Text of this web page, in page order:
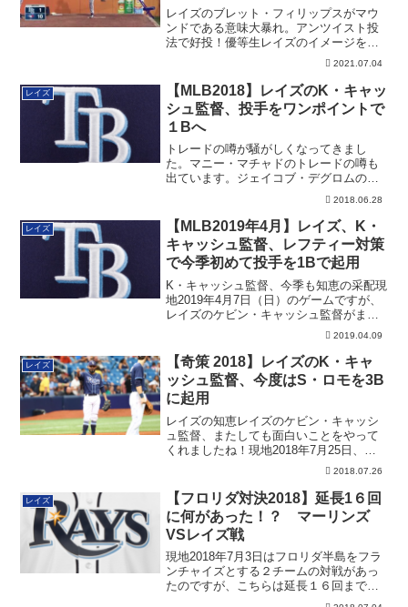
える
レイズのブレット・フィリップスがマウ
ンドである意味大暴れ。アンツイスト投
法で好投！優等生レイズのイメージを変
2021.07.04
レイズ
【MLB2018】レイズのK・キャッ
シュ監督、投手をワンポイントで
１Bへ
トレードの噂が騒がしくなってきまし
た。マニー・マチャドのトレードの噂も
出ています。ジェイコブ・デグロムのト
2018.06.28
レイズ
【MLB2019年4月】レイズ、K・
キャッシュ監督、レフティー対策
で今季初めて投手を1Bで起用
K・キャッシュ監督、今季も知恵の采配現
地2019年4月7日（日）のゲームですが、
レイズのケビン・キャッシュ監督がまた
2019.04.09
レイズ
【奇策 2018】レイズのK・キャ
ッシュ監督、今度はS・ロモを3B
に起用
レイズの知恵レイズのケビン・キャッシ
ュ監督、またしても面白いことをやって
くれましたね！現地2018年7月25日、１
2018.07.26
レイズ
【フロリダ対決2018】延長1６回
に何があった！？ マーリンズ
VSレイズ戦
現地2018年7月3日はフロリダ半島をフラ
ンチャイズとする２チームの対戦があっ
たのですが、こちらは延長１６回までも